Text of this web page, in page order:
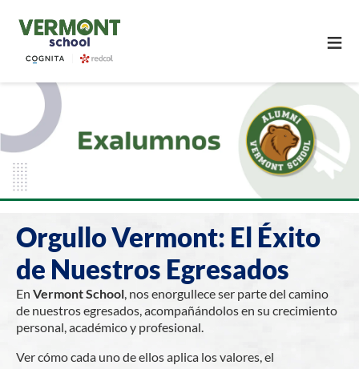
≡
Orgullo Vermont: El Éxito
de Nuestros Egresados
En Vermont School, nos enorgullece ser parte del camino
de nuestros egresados, acompañándolos en su crecimiento
personal, académico y profesional.
Ver cómo cada uno de ellos aplica los valores, el